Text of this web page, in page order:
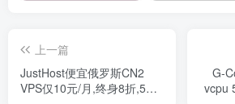
上一篇
JustHost便宜俄罗斯CN2
VPS仅10元/月,终身8折,5大
G-
vcpu